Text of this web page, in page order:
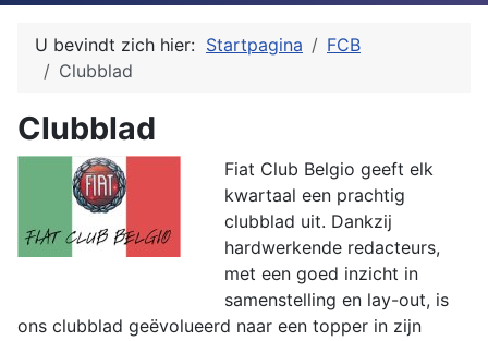
U bevindt zich hier: Startpagina
FCB
Clubblad
Clubblad
Fiat Club Belgio geeft elk
kwartaal een prachtig
clubblad uit. Dankzij
hardwerkende redacteurs,
met een goed inzicht in
samenstelling en lay-out, is
ons clubblad geëvolueerd naar een topper in zijn